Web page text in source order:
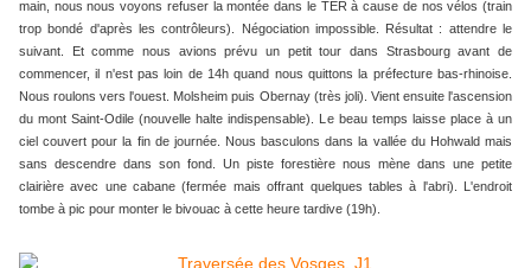
main, nous nous voyons refuser la montée dans le TER à cause de nos vélos (train
trop bondé d'après les contrôleurs). Négociation impossible. Résultat : attendre le
suivant. Et comme nous avions prévu un petit tour dans Strasbourg avant de
commencer, il n'est pas loin de 14h quand nous quittons la préfecture bas-rhinoise.
Nous roulons vers l'ouest. Molsheim puis Obernay (très joli). Vient ensuite l'ascension
du mont Saint-Odile (nouvelle halte indispensable). Le beau temps laisse place à un
ciel couvert pour la fin de journée. Nous basculons dans la vallée du Hohwald mais
sans descendre dans son fond. Un piste forestière nous mène dans une petite
clairière avec une cabane (fermée mais offrant quelques tables à l'abri). L'endroit
tombe à pic pour monter le bivouac à cette heure tardive (19h).